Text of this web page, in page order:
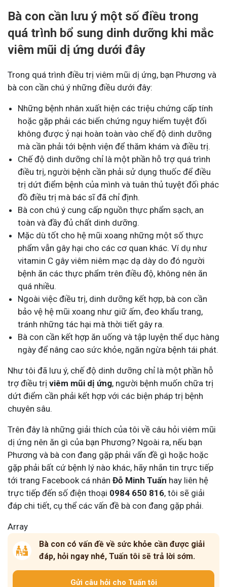
Bà con cần lưu ý một số điều trong
quá trình bổ sung dinh dưỡng khi mắc
viêm mũi dị ứng dưới đây
Trong quá trình điều trị viêm mũi dị ứng, bạn Phương và
bà con cần chú ý những điều dưới đây:
Những bệnh nhân xuất hiện các triệu chứng cấp tính
hoặc gặp phải các biến chứng nguy hiểm tuyệt đối
không được ỷ nại hoàn toàn vào chế độ dinh dưỡng
mà cần phải tới bệnh viện để thăm khám và điều trị.
Chế độ dinh dưỡng chỉ là một phần hỗ trợ quá trình
điều trị, người bệnh cần phải sử dụng thuốc để điều
trị dứt điểm bệnh của mình và tuân thủ tuyệt đối phác
đồ điều trị mà bác sĩ đã chỉ định.
Bà con chú ý cung cấp nguồn thực phẩm sạch, an
toàn và đầy đủ chất dinh dưỡng.
Mặc dù tốt cho hệ mũi xoang những một số thực
phẩm vẫn gây hại cho các cơ quan khác. Ví dụ như
vitamin C gây viêm niêm mạc dạ dày do đó người
bệnh ăn các thực phẩm trên điều độ, không nên ăn
quá nhiều.
Ngoài việc điều trị, dinh dưỡng kết hợp, bà con cần
bảo vệ hệ mũi xoang như giữ ấm, đeo khẩu trang,
tránh những tác hại mà thời tiết gây ra.
Bà con cần kết hợp ăn uống và tập luyện thể dục hàng
ngày để nâng cao sức khỏe, ngăn ngừa bệnh tái phát.
Như tôi đã lưu ý, chế độ dinh dưỡng chỉ là một phần hỗ
trợ điều trị viêm mũi dị ứng, người bệnh muốn chữa trị
dứt điểm cần phải kết hợp với các biện pháp trị bệnh
chuyên sâu.
Trên đây là những giải thích của tôi về câu hỏi viêm mũi
dị ứng nên ăn gì của bạn Phương? Ngoài ra, nếu bạn
Phương và bà con đang gặp phải vấn đề gì hoặc hoặc
gặp phải bất cứ bệnh lý nào khác, hãy nhắn tin trực tiếp
tới trang Facebook cá nhân Đỗ Minh Tuấn hay liên hệ
trực tiếp đến số điện thoại 0984 650 816, tôi sẽ giải
đáp chi tiết, cụ thể các vấn đề bà con đang gặp phải.
Array
Bà con có vấn đề về sức khỏe cần được giải
đáp, hỏi ngay nhé, Tuấn tôi sẽ trả lời sớm.
Gửi câu hỏi cho Tuấn tôi